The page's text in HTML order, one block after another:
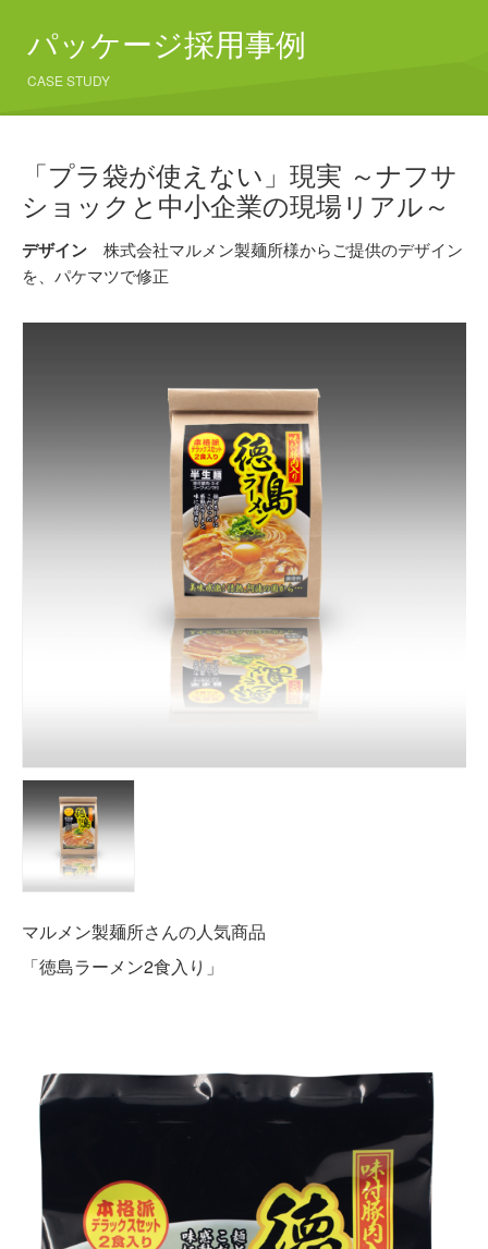
パッケージ採用事例
CASE STUDY
「プラ袋が使えない」現実 ～ナフサ
ショックと中小企業の現場リアル～
デザイン 株式会社マルメン製麺所様からご提供のデザイン
を、パケマツで修正
マルメン製麺所さんの人気商品
「徳島ラーメン2食入り」